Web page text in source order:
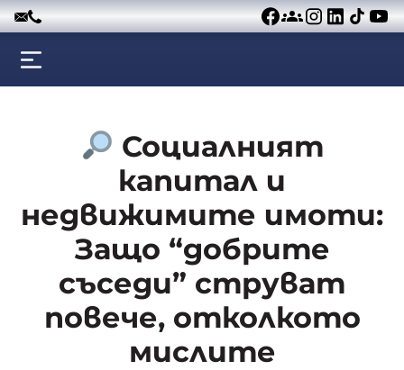
Към съдържанието
Социалният
капитал и
недвижимите имоти:
Защо “добрите
съседи” струват
повече, отколкото
мислите